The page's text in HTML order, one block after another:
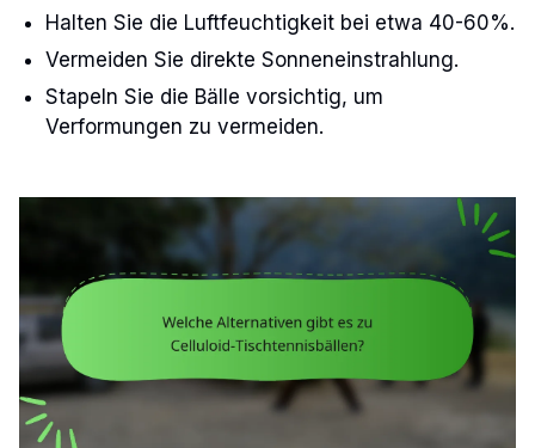
Halten Sie die Luftfeuchtigkeit bei etwa 40-60%.
Vermeiden Sie direkte Sonneneinstrahlung.
Stapeln Sie die Bälle vorsichtig, um
Verformungen zu vermeiden.